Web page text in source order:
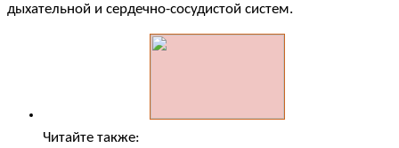
дыхательной и сердечно-сосудистой систем.
Читайте также: